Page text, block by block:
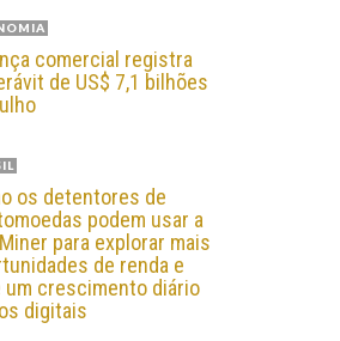
comercial registra
de US$ 7,1 bilhões
os detentores de
podem usar a
para explorar mais
de renda e
crescimento diário
digitais